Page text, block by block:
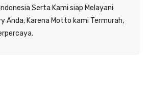
Serta Kami siap Melayani
Anda, Karena Motto kami Termurah,